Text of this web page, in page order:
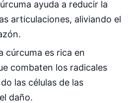
ayuda a reducir la
articulaciones, aliviando el
cúrcuma es rica en
combaten los radicales
las células de las
daño.